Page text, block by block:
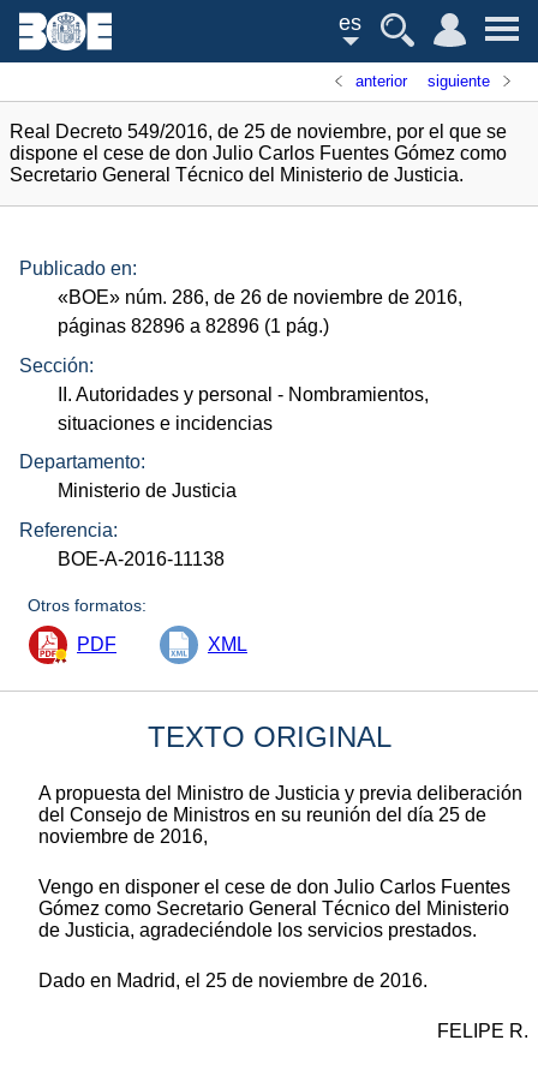
es
anterior siguiente
Real Decreto 549/2016, de 25 de noviembre, por el que se
dispone el cese de don Julio Carlos Fuentes Gómez como
Secretario General Técnico del Ministerio de Justicia.
Publicado en:
«BOE» núm. 286, de 26 de noviembre de 2016,
páginas 82896 a 82896 (1 pág.)
Sección:
II. Autoridades y personal - Nombramientos,
situaciones e incidencias
Departamento:
Ministerio de Justicia
Referencia:
BOE-A-2016-11138
Otros formatos:
PDF XML
TEXTO ORIGINAL
A propuesta del Ministro de Justicia y previa deliberación
del Consejo de Ministros en su reunión del día 25 de
noviembre de 2016,
Vengo en disponer el cese de don Julio Carlos Fuentes
Gómez como Secretario General Técnico del Ministerio
de Justicia, agradeciéndole los servicios prestados.
Dado en Madrid, el 25 de noviembre de 2016.
FELIPE R.